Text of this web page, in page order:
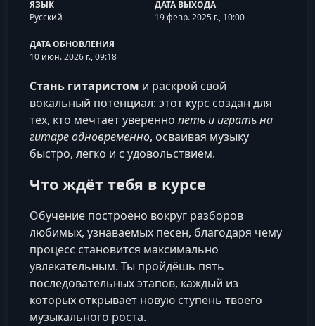
ЯЗЫК
Русский
ДАТА ВЫХОДА
19 февр. 2025 г., 10:00
ДАТА ОБНОВЛЕНИЯ
10 июн. 2026 г., 09:18
Стань гитаристом и раскрой свой
вокальный потенциал: этот курс создан для
тех, кто мечтает уверенно петь и играть на
гитаре одновременно, осваивая музыку
быстро, легко и с удовольствием.
Что ждёт тебя в курсе
Обучение построено вокруг разборов
любимых, узнаваемых песен, благодаря чему
процесс становится максимально
увлекательным. Ты пройдёшь пять
последовательных этапов, каждый из
которых открывает новую ступень твоего
музыкального роста.